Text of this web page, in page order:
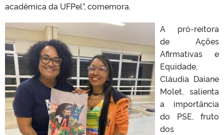
acadêmica da UFPel”, comemora.
A pró-reitora
de Ações
Afirmativas e
Equidade,
Cláudia Daiane
Molet, salienta
a importância
do PSE, fruto
dos